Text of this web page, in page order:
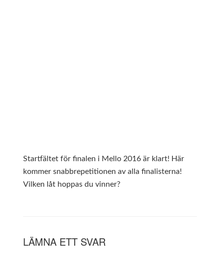
Startfältet för finalen i Mello 2016 är klart! Här
kommer snabbrepetitionen av alla finalisterna!
Vilken låt hoppas du vinner?
LÄMNA ETT SVAR